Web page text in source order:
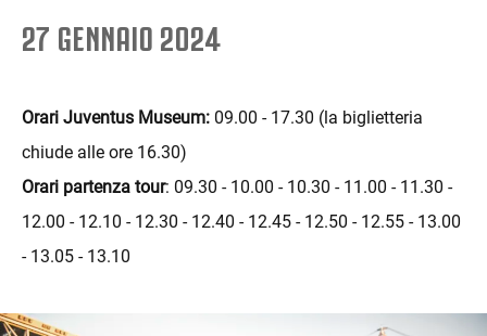
27 GENNAIO 2024
Orari Juventus Museum: 09.00 - 17.30 (la biglietteria
chiude alle ore 16.30)
Orari partenza tour: 09.30 - 10.00 - 10.30 - 11.00 - 11.30 -
12.00 - 12.10 - 12.30 - 12.40 - 12.45 - 12.50 - 12.55 - 13.00
- 13.05 - 13.10